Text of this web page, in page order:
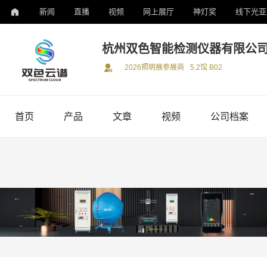
新闻 直播 视频 网上展厅 神灯奖 线下光
杭州双色智能检测仪器有限公
2026照明展参展商 5.2馆 B02
首页 产品 文章 视频 公司档案